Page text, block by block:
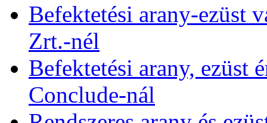
Befektetési arany-ezüst
Zrt.-nél
Befektetési arany, ezüst
Conclude-nál